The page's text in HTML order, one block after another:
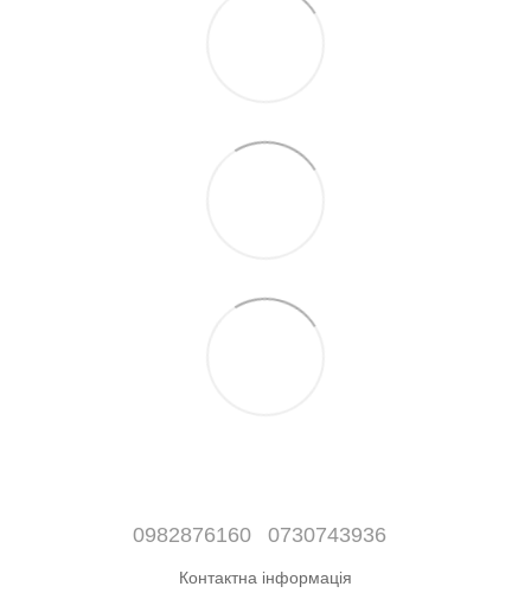
0982876160 0730743936
Контактна інформація